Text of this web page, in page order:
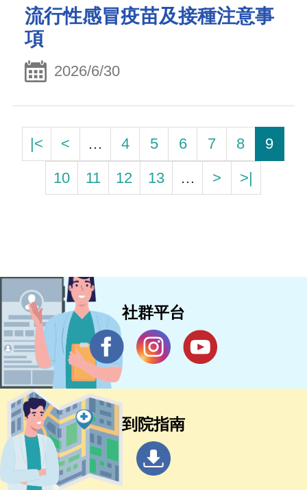
流行性感冒疫苗及接種注意事
項
2026/6/30
|< < … 4 5 6 7 8
9
10
11 12 13 … > >|
社群平台
到院指南